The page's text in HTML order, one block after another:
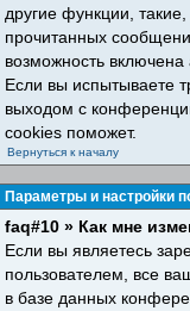
другие функции,
прочитанных
возможность включена
Если вы испытываете
выходом с
cookies поможет.
Вернуться к началу
Параметры и настройки
faq#10 » Как мне
Если вы являетесь
пользователем, все
в базе данных